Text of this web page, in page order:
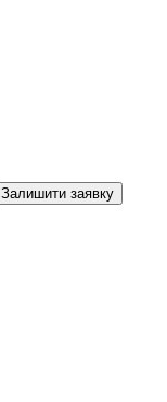
Залишити заявку